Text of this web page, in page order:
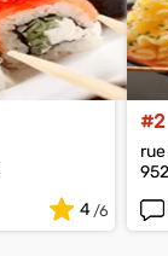
4
#2